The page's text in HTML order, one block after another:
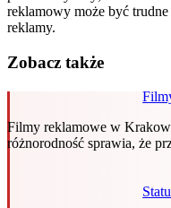
reklamowy może być
reklamy.
Zobacz także
Filmy reklamowe w
różnorodność sprawia, że